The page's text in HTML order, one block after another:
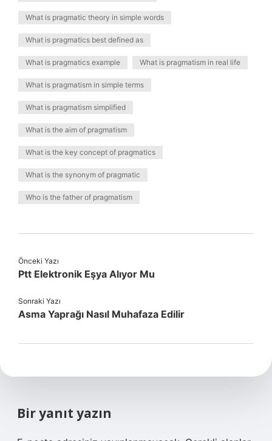
What is pragmatic theory in simple words
What is pragmatics best defined as
What is pragmatics example What is pragmatism in real life
What is pragmatism in simple terms
What is pragmatism simplified
What is the aim of pragmatism
What is the key concept of pragmatics
What is the synonym of pragmatic
Who is the father of pragmatism
Önceki Yazı
Ptt Elektronik Eşya Alıyor Mu
Sonraki Yazı
Asma Yaprağı Nasıl Muhafaza Edilir
Bir yanıt yazın